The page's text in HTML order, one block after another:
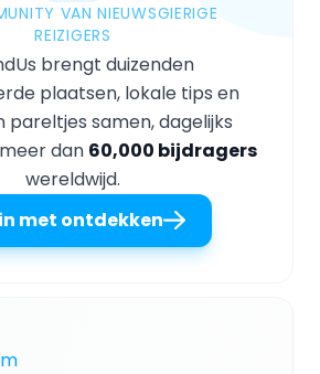
VAN NIEUWSGIERIGE
REIZIGERS
brengt duizenden
plaatsen, lokale tips en
pareltjes samen, dagelijks
dan 60,000 bijdragers
wereldwijd.
met ontdekken